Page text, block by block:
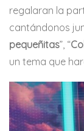
regalaran la
cantándonos
pequeñitas”, “
un tema que